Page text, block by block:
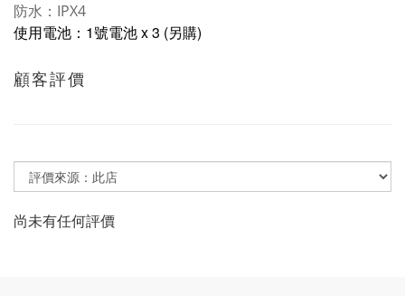
防水：IPX4
使用電池：1號電池 x 3 (另購)
顧客評價
尚未有任何評價